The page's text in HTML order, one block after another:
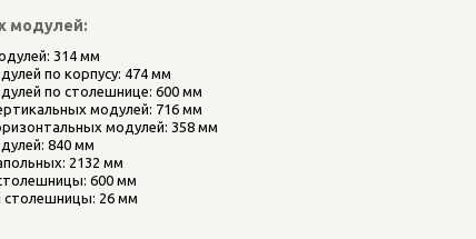
модулей:
314 мм
по корпусу: 474 мм
по столешнице: 600 мм
модулей: 716 мм
модулей: 358 мм
840 мм
2132 мм
600 мм
столешницы: 26 мм